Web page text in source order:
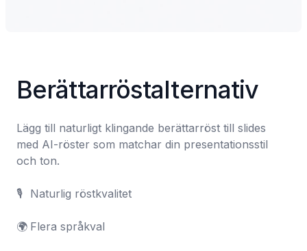
Berättarröstalternativ
Lägg till naturligt klingande berättarröst till slides
med AI-röster som matchar din presentationsstil
och ton.
🎙️	Naturlig röstkvalitet
🌍	Flera språkval